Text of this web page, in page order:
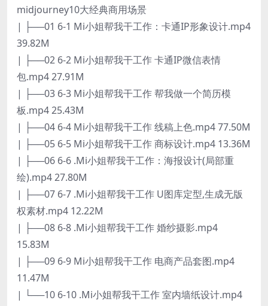
midjourney10大经典商用场景
| ├──01 6-1 Mi小姐帮我干工作：卡通IP形象设计.mp4
39.82M
| ├──02 6-2 Mi小姐帮我干工作 卡通IP微信表情
包.mp4 27.91M
| ├──03 6-3 Mi小姐帮我干工作 帮我做一个简历模
板.mp4 25.43M
| ├──04 6-4 Mi小姐帮我干工作 线稿上色.mp4 77.50M
| ├──05 6-5 Mi小姐帮我干工作 商标设计.mp4 13.36M
| ├──06 6-6 .Mi小姐帮我干工作：海报设计(局部重
绘).mp4 27.80M
| ├──07 6-7 .Mi小姐帮我干工作 U图库定型,生成无版
权素材.mp4 12.22M
| ├──08 6-8 .Mi小姐帮我干工作 婚纱摄影.mp4
15.83M
| ├──09 6-9 Mi小姐帮我干工作 电商产品套图.mp4
11.47M
| └──10 6-10 .Mi小姐帮我干工作 室内墙纸设计.mp4